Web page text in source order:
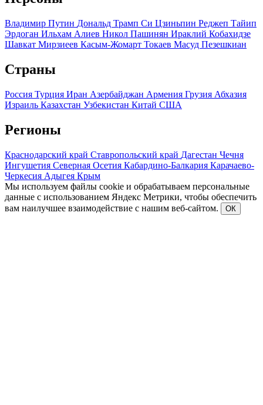
Владимир Путин Дональд Трамп Си Цзиньпин Реджеп Тайип
Эрдоган Ильхам Алиев Никол Пашинян Ираклий Кобахидзе
Шавкат Мирзиеев Касым-Жомарт Токаев Масуд Пезешкиан
Страны
Россия Турция Иран Азербайджан Армения Грузия Абхазия
Израиль Казахстан Узбекистан Китай США
Регионы
Краснодарский край Ставропольский край Дагестан Чечня
Ингушетия Северная Осетия Кабардино-Балкария Карачаево-
Черкесия Адыгея Крым
Мы используем файлы cookie и обрабатываем персональные
данные с использованием Яндекс Метрики, чтобы обеспечить
вам наилучшее взаимодействие с нашим веб-сайтом.
ОК